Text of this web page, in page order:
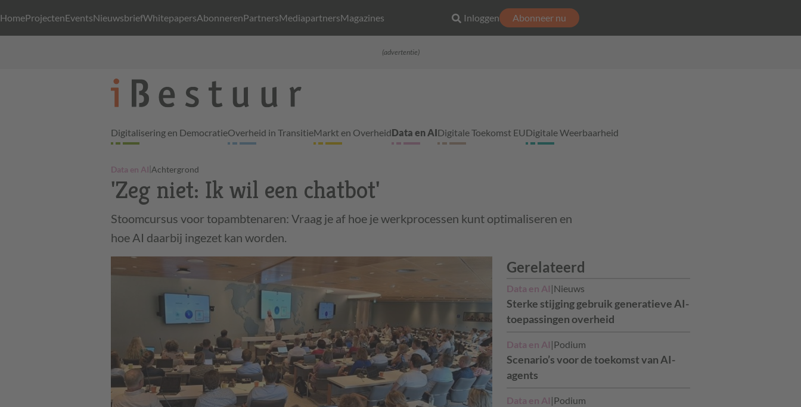
HomeProjectenEventsNieuwsbriefWhitepapersAbonnerenPartnersMediapartnersMagazines Inloggen Abonneer nu
(advertentie)
Digitalisering en DemocratieOverheid in TransitieMarkt en OverheidData en AIDigitale Toekomst EUDigitale Weerbaarheid
Data en AI|Achtergrond
'Zeg niet: Ik wil een chatbot'
Stoomcursus voor topambtenaren: Vraag je af hoe je werkprocessen kunt optimaliseren en
hoe AI daarbij ingezet kan worden.
Gerelateerd
Data en AI |Nieuws
Sterke stijging gebruik generatieve AI-
toepassingen overheid
Data en AI |Podium
Scenario’s voor de toekomst van AI-
agents
Data en AI |Podium